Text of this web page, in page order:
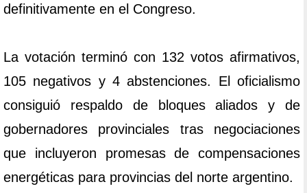
definitivamente en el Congreso.
La votación terminó con 132 votos afirmativos,
105 negativos y 4 abstenciones. El oficialismo
consiguió respaldo de bloques aliados y de
gobernadores provinciales tras negociaciones
que incluyeron promesas de compensaciones
energéticas para provincias del norte argentino.